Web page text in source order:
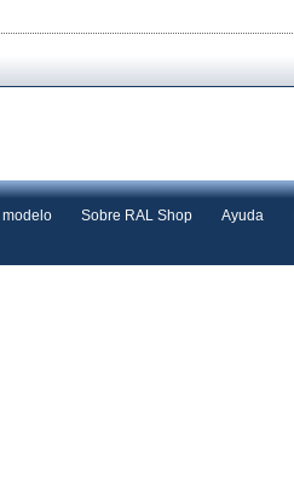
modelo Sobre RAL Shop Ayuda